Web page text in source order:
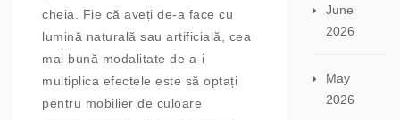
cheia. Fie că aveți de-a face cu
lumină naturală sau artificială, cea
mai bună modalitate de a-i
multiplica efectele este să optați
pentru mobilier de culoare
June
2026
May
2026